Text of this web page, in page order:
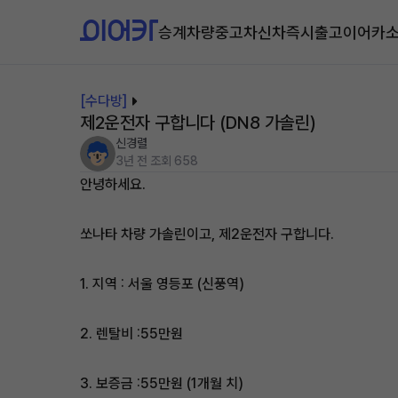
승계차량중고차신차즉시출고이어카
[수다방]
제2운전자 구합니다 (DN8 가솔린)
신경렬
3년 전 조회 658
안녕하세요.
쏘나타 차량 가솔린이고, 제2운전자 구합니다.
1. 지역 : 서울 영등포 (신풍역)
2. 렌탈비 :55만원
3. 보증금 :55만원 (1개월 치)